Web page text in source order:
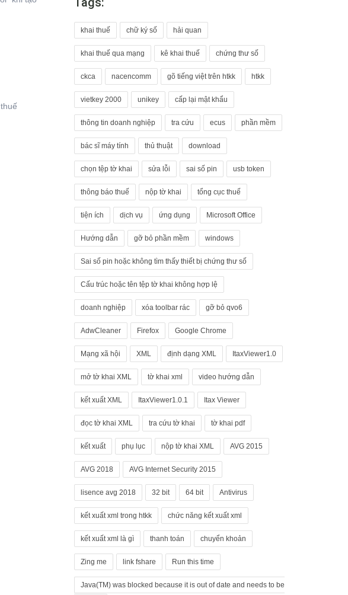
khai thuế chữ ký số hải quan
khai thuế qua mạng kê khai thuế chứng thư số
ckca nacencomm gõ tiếng việt trên htkk htkk
vietkey 2000 unikey cấp lại mật khẩu
thông tin doanh nghiệp tra cứu ecus phần mềm
bác sĩ máy tính thủ thuật download
chọn tệp tờ khai sửa lỗi sai số pin usb token
thông báo thuế nộp tờ khai tổng cục thuế
tiện ích dịch vụ ứng dụng Microsoft Office
Hướng dẫn gỡ bỏ phần mềm windows
Sai số pin hoặc không tìm thấy thiết bị chứng thư số
Cấu trúc hoặc tên tệp tờ khai không hợp lệ
doanh nghiệp xóa toolbar rác gỡ bỏ qvo6
AdwCleaner Firefox Google Chrome
Mạng xã hội XML định dạng XML ItaxViewer1.0
mở tờ khai XML tờ khai xml video hướng dẫn
kết xuất XML ItaxViewer1.0.1 Itax Viewer
đọc tờ khai XML tra cứu tờ khai tờ khai pdf
kết xuất phụ lục nộp tờ khai XML AVG 2015
AVG 2018 AVG Internet Security 2015
lisence avg 2018 32 bit 64 bit Antivirus
kết xuất xml trong htkk chức năng kết xuất xml
kết xuất xml là gì thanh toán chuyển khoản
Zing me link fshare Run this time
Java(TM) was blocked because it is out of date and needs to be